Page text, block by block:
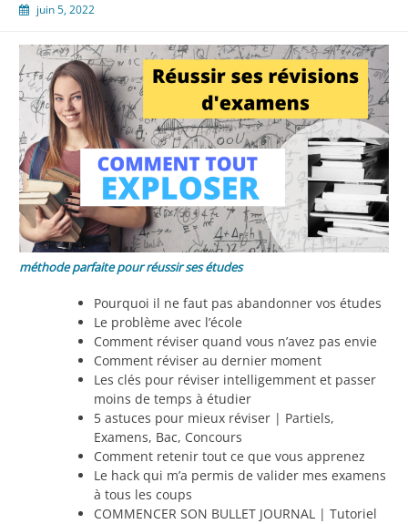
juin 5, 2022
méthode parfaite pour réussir ses études
Pourquoi il ne faut pas abandonner vos études
Le problème avec l’école
Comment réviser quand vous n’avez pas envie
Comment réviser au dernier moment
Les clés pour réviser intelligemment et passer
moins de temps à étudier
5 astuces pour mieux réviser | Partiels,
Examens, Bac, Concours
Comment retenir tout ce que vous apprenez
Le hack qui m’a permis de valider mes examens
à tous les coups
COMMENCER SON BULLET JOURNAL | Tutoriel